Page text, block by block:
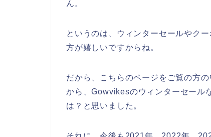
ん。
というのは、ウィンターセールやク
方が嬉しいですからね。
だから、こちらのページをご覧の方
から、Gowvikesのウィンターセール
は？と思いました。